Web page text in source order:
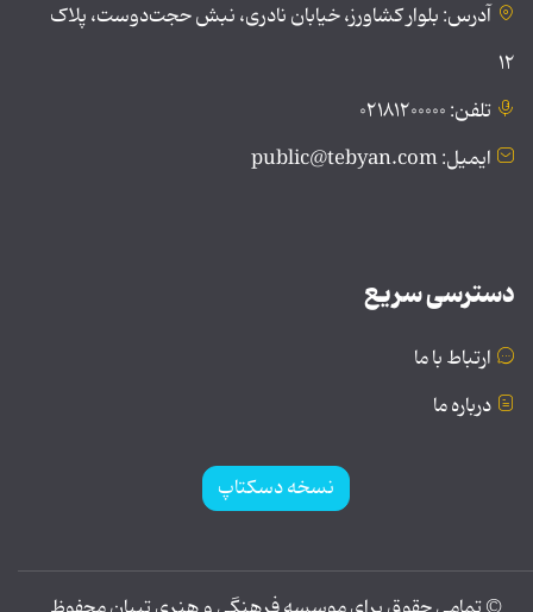
آدرس: بلوار کشاورز، خیابان نادری، نبش حجت‌دوست، پلاک
۱۲
تلفن: ۰۲۱۸۱۲۰۰۰۰۰
ایمیل: public@tebyan.com
دسترسی سریع
ارتباط با ما
درباره ما
نسخه دسکتاپ